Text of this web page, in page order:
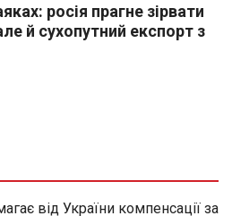
росія прагне зірвати
й сухопутний експорт з
від України компенсації за